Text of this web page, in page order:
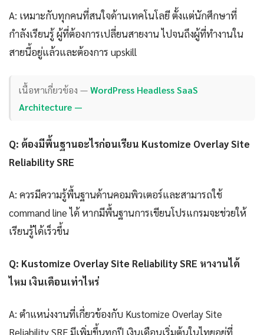
A: เหมาะกับทุกคนที่สนใจด้านเทคโนโลยี ตั้งแต่นักศึกษาที่
กำลังเรียนรู้ ผู้ที่ต้องการเปลี่ยนสายงาน ไปจนถึงผู้ที่ทำงานใน
สายนี้อยู่แล้วและต้องการ upskill
เนื้อหาเกี่ยวข้อง —WordPress Headless SaaS
Architecture —
Q: ต้องมีพื้นฐานอะไรก่อนเรียน Kustomize Overlay Site
Reliability SRE
A: ควรมีความรู้พื้นฐานด้านคอมพิวเตอร์และสามารถใช้
command line ได้ หากมีพื้นฐานการเขียนโปรแกรมจะช่วยให้
เรียนรู้ได้เร็วขึ้น
Q: Kustomize Overlay Site Reliability SRE หางานได้
ไหม เงินเดือนเท่าไหร่
A: ตำแหน่งงานที่เกี่ยวข้องกับ Kustomize Overlay Site
Reliability SRE มีเพิ่มขึ้นทุกปี เงินเดือนเริ่มต้นในไทยอยู่ที่